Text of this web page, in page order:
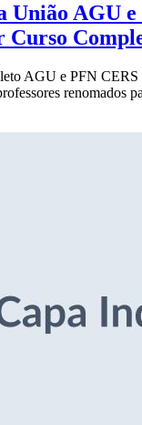
União AGU
Curso
AGU e PFN CERS
renomados